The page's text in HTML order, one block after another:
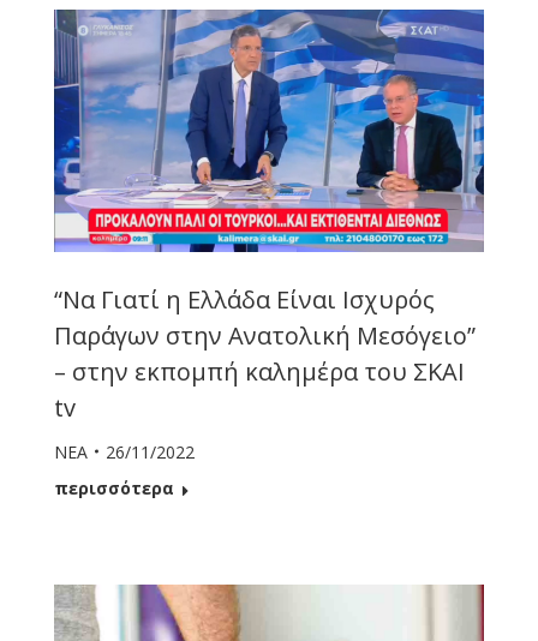
“Να Γιατί η Ελλάδα Είναι Ισχυρός
Παράγων στην Ανατολική Μεσόγειο”
– στην εκπομπή καλημέρα του ΣΚΑΙ
tv
ΝΕΑ
26/11/2022
περισσότερα